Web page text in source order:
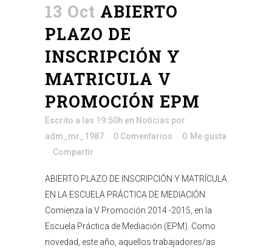
13 Oct ABIERTO
PLAZO DE
INSCRIPCIÓN Y
MATRICULA V
PROMOCIÓN EPM
Escrito a las 19:50h en Noticias por
adm_mr_1987
0 Comentarios 0 Me gusta
Compartir
ABIERTO PLAZO DE INSCRIPCIÓN Y MATRÍCULA
EN LA ESCUELA PRÁCTICA DE MEDIACIÓN
Comienza la V Promoción 2014 -2015, en la
Escuela Práctica de Mediación (EPM). Como
novedad, este año, aquellos trabajadores/as